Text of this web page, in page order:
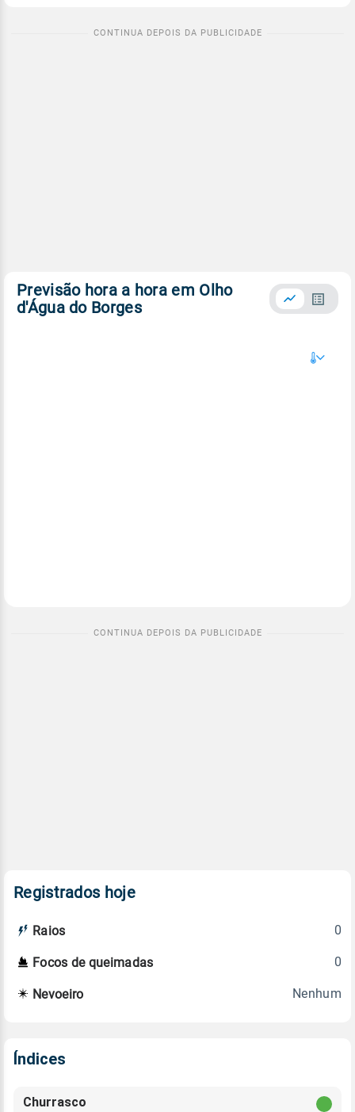
Previsão hora a hora em Olho
d'Água do Borges
Registrados hoje
Raios 0
Focos de queimadas 0
Nevoeiro Nenhum
Índices
Churrasco